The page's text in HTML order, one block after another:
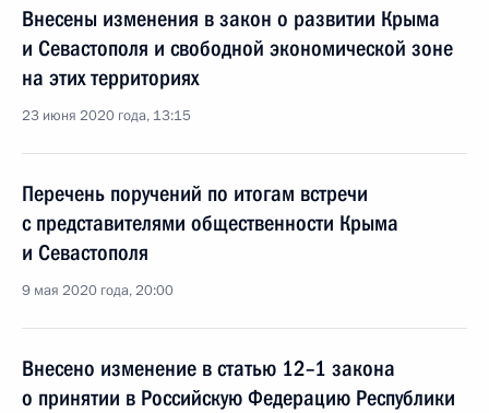
Внесены изменения в закон о развитии Крыма
и Севастополя и свободной экономической зоне
на этих территориях
23 июня 2020 года, 13:15
Перечень поручений по итогам встречи
с представителями общественности Крыма
и Севастополя
9 мая 2020 года, 20:00
Внесено изменение в статью 12–1 закона
о принятии в Российскую Федерацию Республики